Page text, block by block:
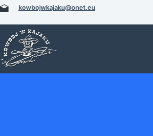
Przejdź
treści
kowbojwkajaku@onet.eu